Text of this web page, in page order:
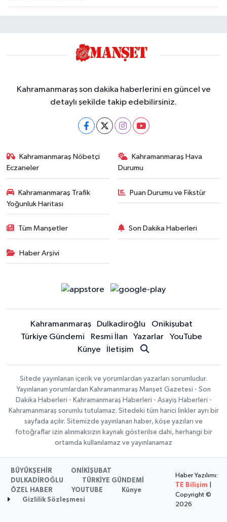
Kahramanmaraş son dakika haberlerini en güncel ve
detaylı şekilde takip edebilirsiniz.
Kahramanmaraş Nöbetçi
Eczaneler
Kahramanmaraş Hava
Durumu
Kahramanmaraş Trafik
Yoğunluk Haritası
Puan Durumu ve Fikstür
Tüm Manşetler Son Dakika Haberleri
Haber Arşivi
Kahramanmaraş Dulkadiroğlu
Onikişubat
Türkiye Gündemi
Resmi İlan Yazarlar
YouTube
Künye
İletişim
Sitede yayınlanan içerik ve yorumlardan yazarları sorumludur.
Yayınlanan yorumlardan Kahramanmaraş Manşet Gazetesi - Son
Dakika Haberleri - Kahramanmaraş Haberleri - Asayiş Haberleri -
Kahramanmaraş sorumlu tutulamaz. Sitedeki tüm harici linkler ayrı bir
sayfada açılır. Sitemizde yayınlanan haber, köşe yazıları ve
fotoğraflar izin alınmaksızın kaynak gösterilse dahi, herhangi bir
ortamda kullanılamaz ve yayınlanamaz
BÜYÜKŞEHİR
ONİKİŞUBAT
DULKADİROĞLU
TÜRKİYE GÜNDEMİ
ÖZEL HABER
YOUTUBE
Künye
Gizlilik Sözleşmesi
Haber Yazılımı:
TE Bilişim
Copyright ©
2026